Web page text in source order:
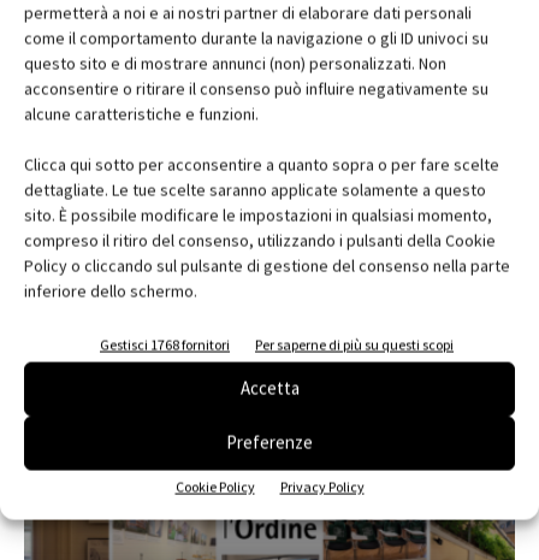
permetterà a noi e ai nostri partner di elaborare dati personali
come il comportamento durante la navigazione o gli ID univoci su
questo sito e di mostrare annunci (non) personalizzati. Non
acconsentire o ritirare il consenso può influire negativamente su
alcune caratteristiche e funzioni.
Clicca qui sotto per acconsentire a quanto sopra o per fare scelte
dettagliate. Le tue scelte saranno applicate solamente a questo
sito. È possibile modificare le impostazioni in qualsiasi momento,
compreso il ritiro del consenso, utilizzando i pulsanti della Cookie
Policy o cliccando sul pulsante di gestione del consenso nella parte
inferiore dello schermo.
Gestisci 1768 fornitori Per saperne di più su questi scopi
Accetta
Preferenze
Cookie Policy Privacy Policy
Edicola web
Abbonati e regala
Iscriviti alla newsletter